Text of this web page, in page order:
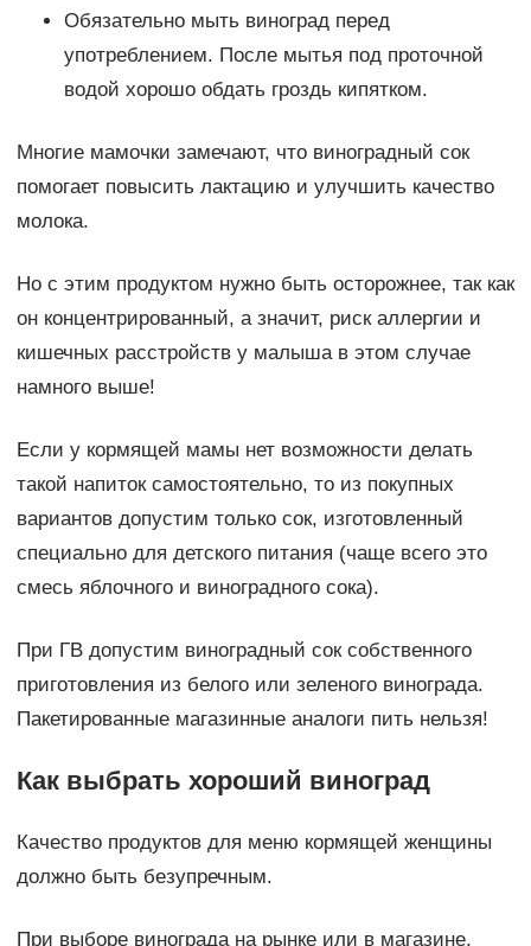
Обязательно мыть виноград перед
употреблением. После мытья под проточной
водой хорошо обдать гроздь кипятком.
Многие мамочки замечают, что виноградный сок
помогает повысить лактацию и улучшить качество
молока.
Но с этим продуктом нужно быть осторожнее, так как
он концентрированный, а значит, риск аллергии и
кишечных расстройств у малыша в этом случае
намного выше!
Если у кормящей мамы нет возможности делать
такой напиток самостоятельно, то из покупных
вариантов допустим только сок, изготовленный
специально для детского питания (чаще всего это
смесь яблочного и виноградного сока).
При ГВ допустим виноградный сок собственного
приготовления из белого или зеленого винограда.
Пакетированные магазинные аналоги пить нельзя!
Как выбрать хороший виноград
Качество продуктов для меню кормящей женщины
должно быть безупречным.
При выборе винограда на рынке или в магазине,